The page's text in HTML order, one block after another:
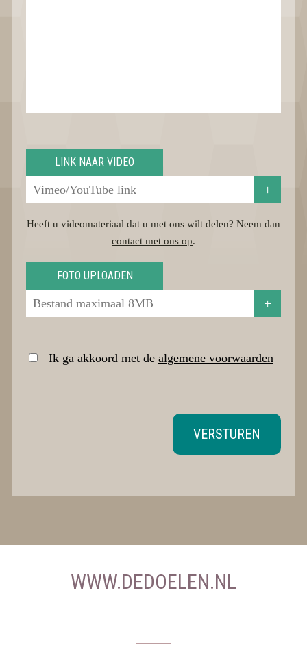
LINK NAAR VIDEO
+
Heeft u videomateriaal dat u met ons wilt delen? Neem dan
contact met ons op.
FOTO UPLOADEN
+
Ik ga akkoord met de algemene voorwaarden
VERSTUREN
WWW.DEDOELEN.NL